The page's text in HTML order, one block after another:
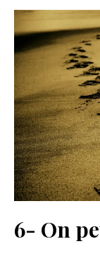
6- On